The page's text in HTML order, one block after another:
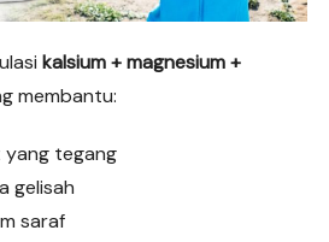
kalsium + magnesium +
membantu:
tegang
gelisah
saraf